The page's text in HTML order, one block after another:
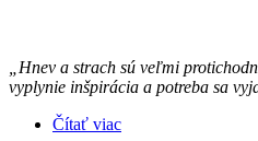
„Hnev a strach sú veľmi
vyplynie inšpirácia a potreba sa
Čítať viac